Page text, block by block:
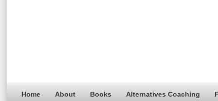
Home About Books Alternatives Coaching